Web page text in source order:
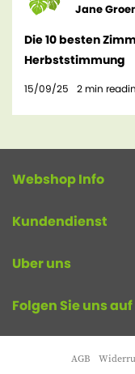
Jane
Die 10 besten
Herbststimmung
15/09/25 2 min
Webshop Info
Kundendienst
Uber uns
Folgen Sie uns auf
AGB